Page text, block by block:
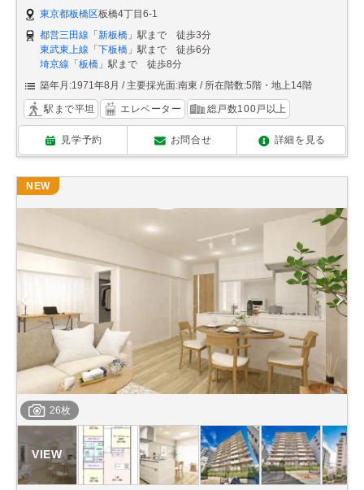
東京都板橋区板橋4丁目6-1
都営三田線 「 新板橋 」駅まで 徒歩3分
東武東上線 「 下板橋 」駅まで 徒歩6分
埼京線 「 板橋 」駅まで 徒歩8分
築年月:1971年8月
主要採光面:南東 所在階数:5階・地上14階
駅まで平坦 エレベーター 総戸数100戸以上
見学予約 お問合せ 詳細を見る
26枚
NEW